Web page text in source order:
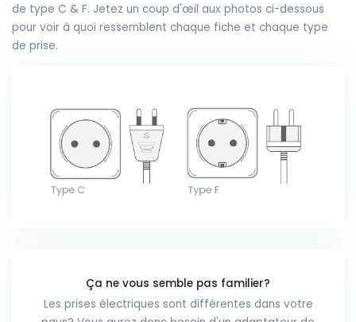
de type C & F. Jetez un coup d'œil aux photos ci-dessous
pour voir à quoi ressemblent chaque fiche et chaque type
de prise.
Ça ne vous semble pas familier?
Les prises électriques sont différentes dans votre